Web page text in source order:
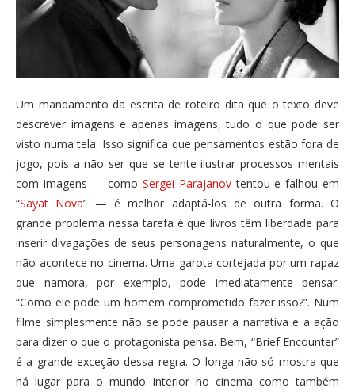
Um mandamento da escrita de roteiro dita que o texto deve
descrever imagens e apenas imagens, tudo o que pode ser
visto numa tela. Isso significa que pensamentos estão fora de
jogo, pois a não ser que se tente ilustrar processos mentais
com imagens — comoSergei Parajanovtentou e falhou em
“Sayat Nova” — é melhor adaptá-los de outra forma. O
grande problema nessa tarefa é que livros têm liberdade para
inserir divagações de seus personagens naturalmente, o que
não acontece no cinema. Uma garota cortejada por um rapaz
que namora, por exemplo, pode imediatamente pensar:
“Como ele pode um homem comprometido fazer isso?”. Num
filme simplesmente não se pode pausar a narrativa e a ação
para dizer o que o protagonista pensa. Bem, “Brief Encounter”
é a grande exceção dessa regra. O longa não só mostra que
há lugar para o mundo interior no cinema como também